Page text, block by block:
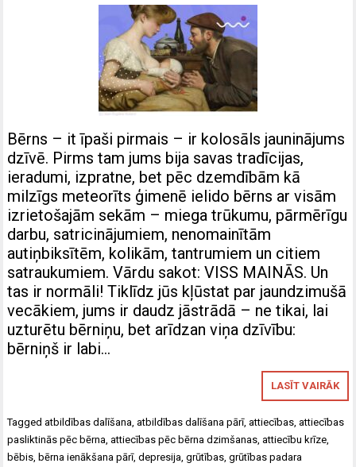
Bērns – it īpaši pirmais – ir kolosāls jauninājums
dzīvē. Pirms tam jums bija savas tradīcijas,
ieradumi, izpratne, bet pēc dzemdībām kā
milzīgs meteorīts ģimenē ielido bērns ar visām
izrietošajām sekām – miega trūkumu, pārmērīgu
darbu, satricinājumiem, nenomainītām
autiņbiksītēm, kolikām, tantrumiem un citiem
satraukumiem. Vārdu sakot: VISS MAINĀS. Un
tas ir normāli! Tiklīdz jūs kļūstat par jaundzimušā
vecākiem, jums ir daudz jāstrādā – ne tikai, lai
uzturētu bērniņu, bet arīdzan viņa dzīvību:
bērniņš ir labi…
LASĪT VAIRĀK
Taggedatbildības dalīšana ,atbildības dalīšana pārī,attiecības ,attiecības
pasliktinās pēc bērna ,attiecības pēc bērna dzimšanas ,attiecību krīze
bēbis ,bērna ienākšana pārī,depresija ,grūtības ,grūtības padara